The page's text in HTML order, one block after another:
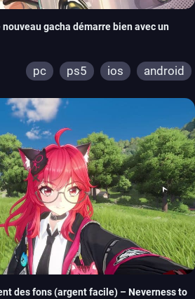
gacha démarre bien avec un
pc ps5 ios android
des fons (argent facile) – Neverness to